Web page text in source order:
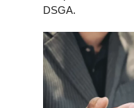
DSGA.